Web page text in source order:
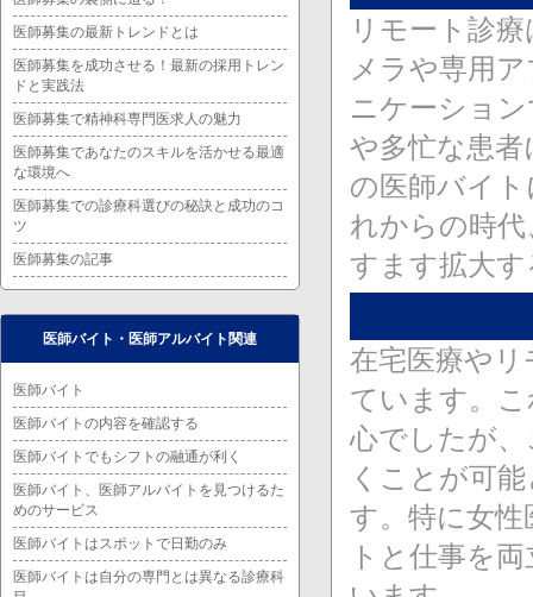
リモート診
メラや専用
ニケーショ
や多忙な患
の医師バイ
れからの時
すます拡大
在宅医療や
ています。
心でしたが
くことが可
す。特に女
トと仕事を
医師募集の最新トレンドとは
医師募集を成功させる！最新の採用トレン
ドと実践法
医師募集で精神科専門医求人の魅力
医師募集であなたのスキルを活かせる最適
な環境へ
医師募集での診療科選びの秘訣と成功のコ
ツ
医師募集の記事
医師バイト・医師アルバイト関連
医師バイト
医師バイトの内容を確認する
医師バイトでもシフトの融通が利く
医師バイト、医師アルバイトを見つけるた
めのサービス
医師バイトはスポットで日勤のみ
医師バイトは自分の専門とは異なる診療科